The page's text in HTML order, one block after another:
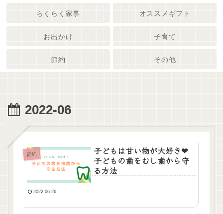
らくらく家事 オススメギフト
お出かけ 子育て
節約 その他
2022-06
節約
子どもは甘い物が大好き❤︎
子どもの歯をむし歯から守
る方法
2022.06.26